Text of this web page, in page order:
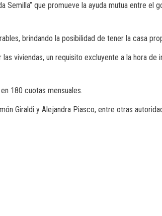
que promueve la ayuda mutua entre el
brindando la posibilidad de tener la casa
viviendas, un requisito excluyente a la hora de
180 cuotas mensuales.
Giraldi y Alejandra Piasco, entre otras